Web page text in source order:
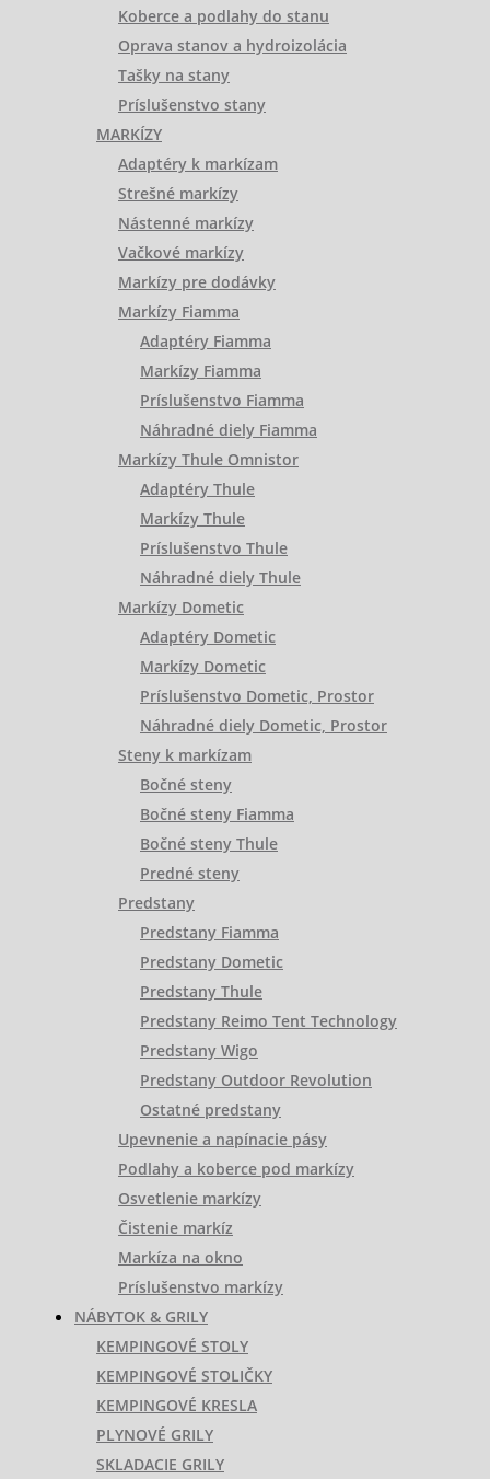
Koberce a podlahy do stanu
Oprava stanov a hydroizolácia
Tašky na stany
Príslušenstvo stany
MARKÍZY
Adaptéry k markízam
Strešné markízy
Nástenné markízy
Vačkové markízy
Markízy pre dodávky
Markízy Fiamma
Adaptéry Fiamma
Markízy Fiamma
Príslušenstvo Fiamma
Náhradné diely Fiamma
Markízy Thule Omnistor
Adaptéry Thule
Markízy Thule
Príslušenstvo Thule
Náhradné diely Thule
Markízy Dometic
Adaptéry Dometic
Markízy Dometic
Príslušenstvo Dometic, Prostor
Náhradné diely Dometic, Prostor
Steny k markízam
Bočné steny
Bočné steny Fiamma
Bočné steny Thule
Predné steny
Predstany
Predstany Fiamma
Predstany Dometic
Predstany Thule
Predstany Reimo Tent Technology
Predstany Wigo
Predstany Outdoor Revolution
Ostatné predstany
Upevnenie a napínacie pásy
Podlahy a koberce pod markízy
Osvetlenie markízy
Čistenie markíz
Markíza na okno
Príslušenstvo markízy
NÁBYTOK & GRILY
KEMPINGOVÉ STOLY
KEMPINGOVÉ STOLIČKY
KEMPINGOVÉ KRESLA
PLYNOVÉ GRILY
SKLADACIE GRILY